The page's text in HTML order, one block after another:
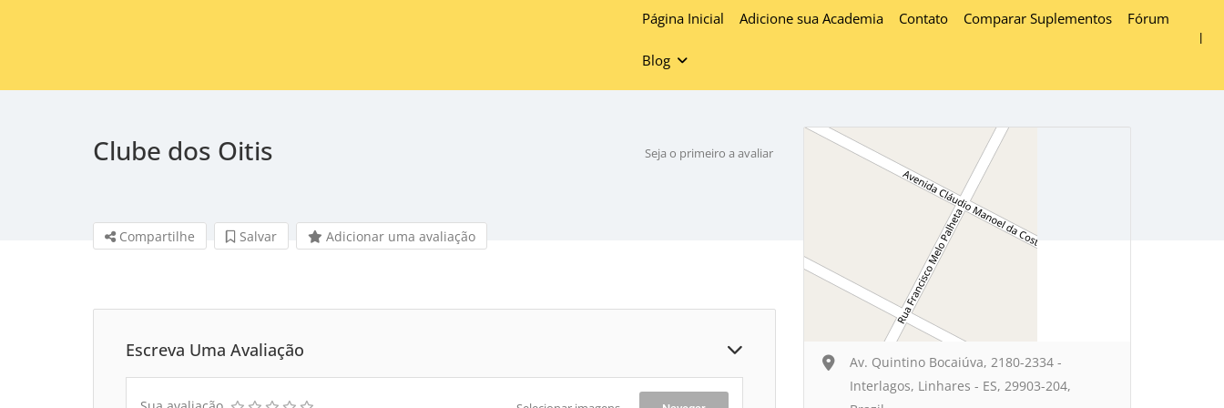
Página Inicial Adicione sua Academia Contato Comparar Suplementos Fórum
Blog
Clube dos Oitis Seja o primeiro a avaliar
Compartilhe Salvar Adicionar uma avaliação
Escreva Uma Avaliação
Av. Quintino Bocaiúva, 2180-2334 -
Interlagos, Linhares - ES, 29903-204,